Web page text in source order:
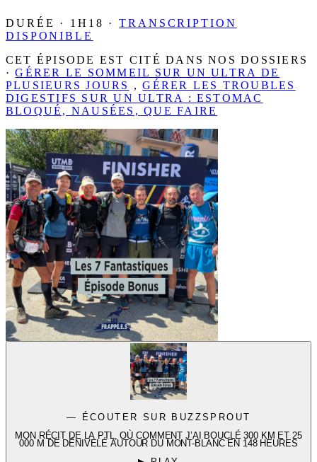
DURÉE · 1H18 ·TRANSCRIPTION
DISPONIBLE
CET ÉPISODE EST CITÉ DANS NOS DOSSIERS
·GÉRER LE SOMMEIL SUR UN ULTRA DE
PLUSIEURS JOURS
,GÉRER LES TROUBLES
DIGESTIFS SUR UN ULTRA : ESTOMAC
BLOQUÉ, NAUSÉES, QUE FAIRE
— ÉCOUTER SUR BUZZSPROUT
MON RÉCIT DE LA PTL, OÙ COMMENT J’AI BOUCLÉ 300 KM ET 25
000 M DE DÉNIVELÉ AUTOUR DU MONT-BLANC EN 148 HEURES